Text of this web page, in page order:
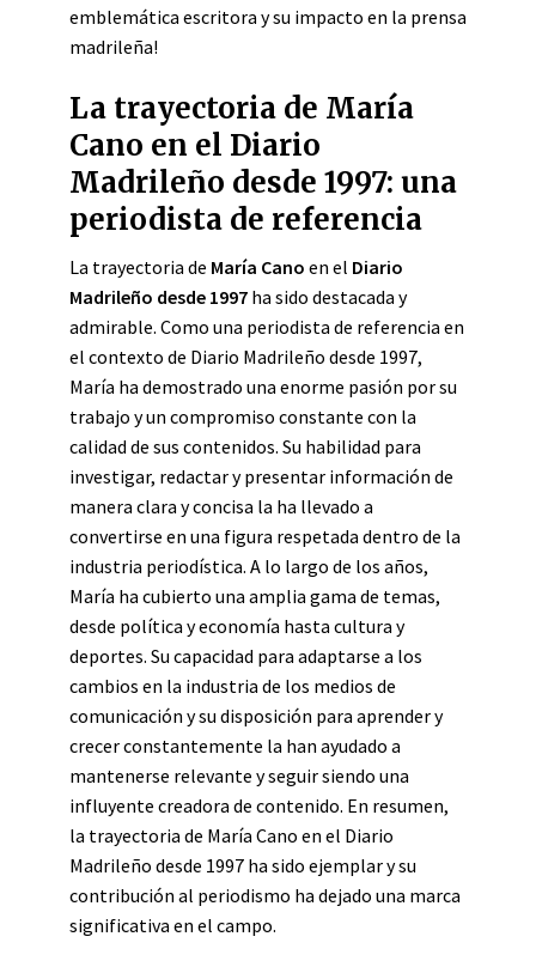
emblemática escritora y su impacto en la prensa
madrileña!
La trayectoria de María
Cano en el Diario
Madrileño desde 1997: una
periodista de referencia
La trayectoria de María Cano en el Diario
Madrileño desde 1997 ha sido destacada y
admirable. Como una periodista de referencia en
el contexto de Diario Madrileño desde 1997,
María ha demostrado una enorme pasión por su
trabajo y un compromiso constante con la
calidad de sus contenidos. Su habilidad para
investigar, redactar y presentar información de
manera clara y concisa la ha llevado a
convertirse en una figura respetada dentro de la
industria periodística. A lo largo de los años,
María ha cubierto una amplia gama de temas,
desde política y economía hasta cultura y
deportes. Su capacidad para adaptarse a los
cambios en la industria de los medios de
comunicación y su disposición para aprender y
crecer constantemente la han ayudado a
mantenerse relevante y seguir siendo una
influyente creadora de contenido. En resumen,
la trayectoria de María Cano en el Diario
Madrileño desde 1997 ha sido ejemplar y su
contribución al periodismo ha dejado una marca
significativa en el campo.